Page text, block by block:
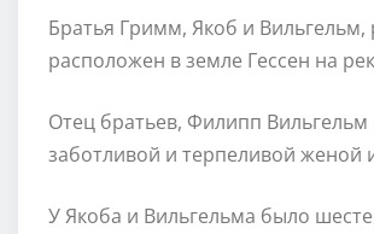
Братья Гримм, Якоб и
расположен в земле Гессен на
Отец братьев, Филипп
заботливой и терпеливой женой
У Якоба и Вильгельма было